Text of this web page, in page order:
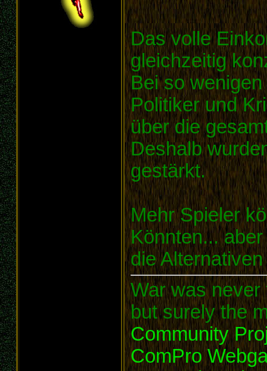
Das volle
gleichzeitig
Bei so
Politiker und
über die
Deshalb
gestärkt.
Mehr Spieler
Könnten...
die
War was never
but surely the
Community
ComPro